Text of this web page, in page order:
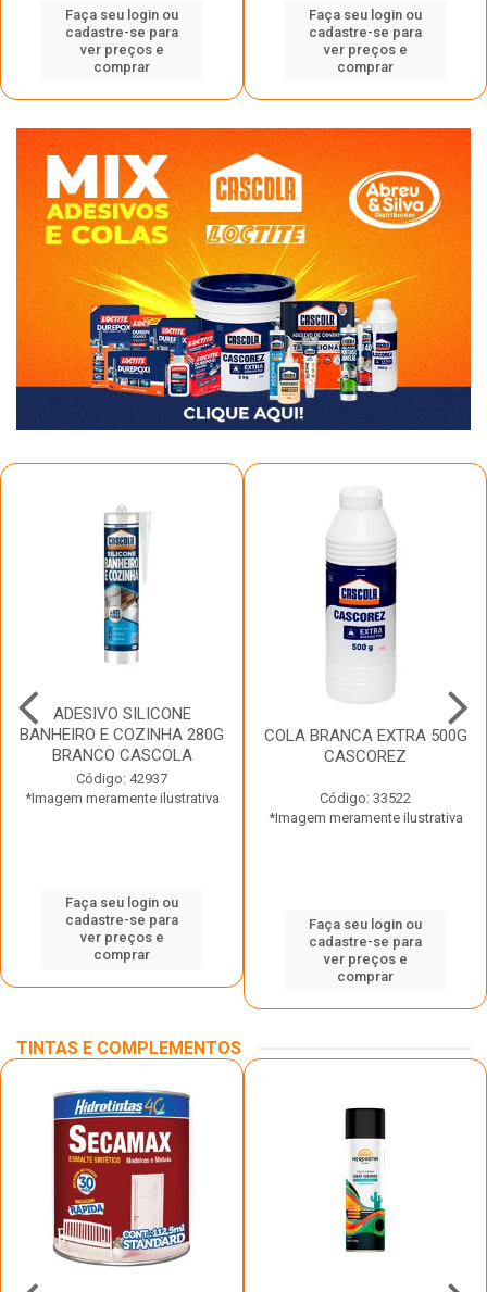
Faça seu login ou
cadastre-se para
ver preços e
comprar
Faça seu login ou
cadastre-se para
ver preços e
comprar
ADESIVO SILICONE
BANHEIRO E COZINHA 280G
BRANCO CASCOLA
Código: 42937
*Imagem meramente ilustrativa
Faça seu login ou
cadastre-se para
ver preços e
comprar
COLA BRANCA EXTRA 500G
CASCOREZ
Código: 33522
*Imagem meramente ilustrativa
Faça seu login ou
cadastre-se para
ver preços e
comprar
TINTAS E COMPLEMENTOS